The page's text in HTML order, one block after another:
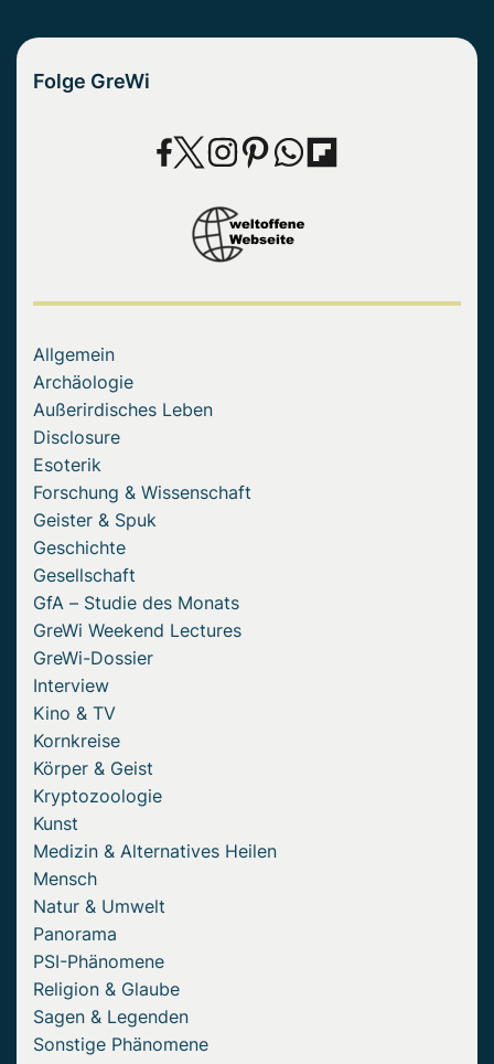
Folge GreWi
Allgemein
Archäologie
Außerirdisches Leben
Disclosure
Esoterik
Forschung & Wissenschaft
Geister & Spuk
Geschichte
Gesellschaft
GfA – Studie des Monats
GreWi Weekend Lectures
GreWi-Dossier
Interview
Kino & TV
Kornkreise
Körper & Geist
Kryptozoologie
Kunst
Medizin & Alternatives Heilen
Mensch
Natur & Umwelt
Panorama
PSI-Phänomene
Religion & Glaube
Sagen & Legenden
Sonstige Phänomene